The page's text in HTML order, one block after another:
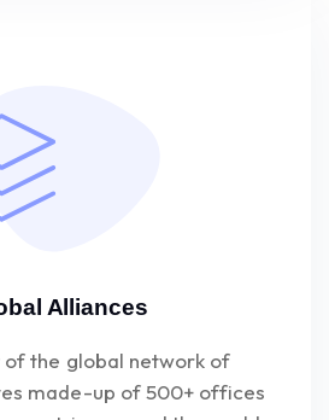
Alliances
of the global network of
made-up of 500+ offices